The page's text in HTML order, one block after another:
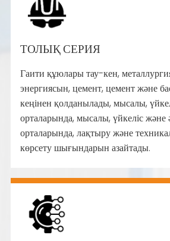
ТОЛЫҚ СЕРИЯ
Гаити құюлары тау-кен,
энергиясын, цемент, цемент және
кеңінен қолданылады, мысалы,
орталарында, мысалы, үйкеліс және
орталарында, лақтыру және
көрсету шығындарын азайтады.